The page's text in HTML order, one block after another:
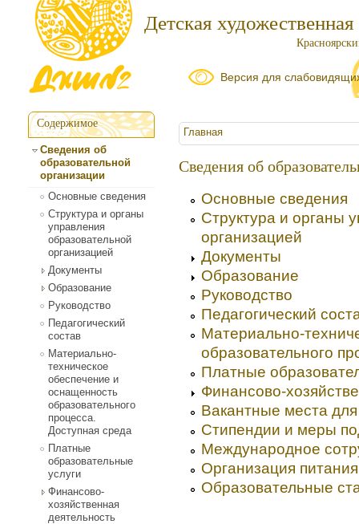
Детская
Версия для
Содержимое
Сведения об
образовательной
организации
Основные сведения
Структура и органы
управления
образовательной
организацией
Документы
Образование
Руководство
Педагогический
состав
Материально-
техническое
обеспечение и
оснащенность
образовательного
процесса.
Доступная среда
Платные
образовательные
услуги
Финансово-
хозяйственная
деятельность
Вы здесь
Главная
Сведения об
Основные сведения
Структура и органы
организацией
Документы
Образование
Руководство
Педагогический
Материально-
образовательного
Платные
Финансово-
Вакантные места
Стипендии и меры
Международное
Организация
Образовательные